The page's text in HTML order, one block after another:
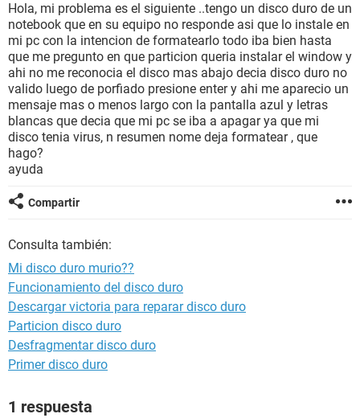
Hola, mi problema es el siguiente ..tengo un disco duro de un
notebook que en su equipo no responde asi que lo instale en
mi pc con la intencion de formatearlo todo iba bien hasta
que me pregunto en que particion queria instalar el window y
ahi no me reconocia el disco mas abajo decia disco duro no
valido luego de porfiado presione enter y ahi me aparecio un
mensaje mas o menos largo con la pantalla azul y letras
blancas que decia que mi pc se iba a apagar ya que mi
disco tenia virus, n resumen nome deja formatear , que
hago?
ayuda
Compartir
Consulta también:
Mi disco duro murio??
Funcionamiento del disco duro
Descargar victoria para reparar disco duro
Particion disco duro
Desfragmentar disco duro
Primer disco duro
1 respuesta